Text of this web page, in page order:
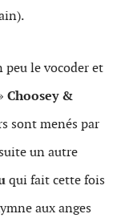
peu le vocoder et
Choosey &
sont menés par
un autre
qui fait cette fois
aux anges